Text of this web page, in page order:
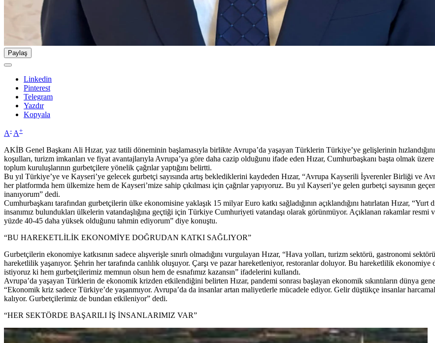
Paylaş
Linkedin
Pinterest
Telegram
Yazdır
Kopyala
A- A+
AKİB Genel Başkanı Ali Hızar, yaz tatili döneminin başlamasıyla birlikte Avrupa’da yaşayan Türklerin Türkiye’ye gelişlerinin
koşulları, turizm imkanları ve fiyat avantajlarıyla Avrupa’ya göre daha cazip olduğunu ifade eden Hızar, Cumhurbaşkanı başta olmak
toplum kuruluşlarının gurbetçilere yönelik çağrılar yaptığını belirtti.
Bu yıl Türkiye’ye ve Kayseri’ye gelecek gurbetçi sayısında artış beklediklerini kaydeden Hızar, “Avrupa Kayserili İşverenler Birliği ve
her platformda hem ülkemize hem de Kayseri’mize sahip çıkılması için çağrılar yapıyoruz. Bu yıl Kayseri’ye gelen gurbetçi sayısının
inanıyorum” dedi.
Cumhurbaşkanı tarafından gurbetçilerin ülke ekonomisine yaklaşık 15 milyar Euro katkı sağladığının açıklandığını hatırlatan Hızar, “Yurt
insanımız bulundukları ülkelerin vatandaşlığına geçtiği için Türkiye Cumhuriyeti vatandaşı olarak görünmüyor. Açıklanan rakamlar resmi
yüzde 40-45 daha yüksek olduğunu tahmin ediyorum” diye konuştu.
“BU HAREKETLİLİK EKONOMİYE DOĞRUDAN KATKI SAĞLIYOR”
Gurbetçilerin ekonomiye katkısının sadece alışverişle sınırlı olmadığını vurgulayan Hızar, “Hava yolları, turizm sektörü, gastronomi
hareketlilik yaşanıyor. Şehrin her tarafında canlılık oluşuyor. Çarşı ve pazar hareketleniyor, restoranlar doluyor. Bu hareketlilik ekonomiye
istiyoruz ki hem gurbetçilerimiz memnun olsun hem de esnafımız kazansın” ifadelerini kullandı.
Avrupa’da yaşayan Türklerin de ekonomik krizden etkilendiğini belirten Hızar, pandemi sonrası başlayan ekonomik sıkıntıların dünya
“Ekonomik kriz sadece Türkiye’de yaşanmıyor. Avrupa’da da insanlar artan maliyetlerle mücadele ediyor. Gelir düştükçe insanlar
kalıyor. Gurbetçilerimiz de bundan etkileniyor” dedi.
“HER SEKTÖRDE BAŞARILI İŞ İNSANLARIMIZ VAR”